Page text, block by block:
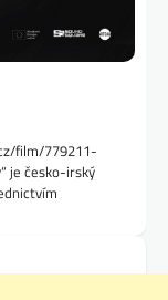
film/779211-
je česko-irský